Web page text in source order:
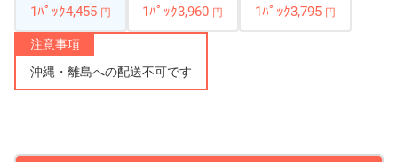
1ﾊﾟｯｸ4,455 円 1ﾊﾟｯｸ3,960 円 1ﾊﾟｯｸ3,795 円
注意事項
沖縄・離島への配送不可です